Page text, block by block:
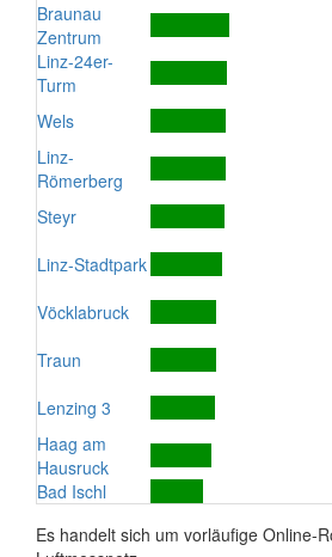
Braunau
Zentrum
Linz-24er-
Turm
Wels
Linz-
Römerberg
Steyr
Linz-Stadtpark
Vöcklabruck
Traun
Lenzing 3
Haag am
Hausruck
Bad Ischl
Es handelt sich um vorläufige Online-